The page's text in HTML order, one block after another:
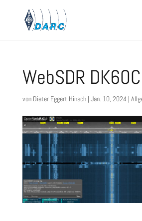
WebSDR DK6OC
von Dieter Eggert Hinsch| Jan. 10, 2024 |